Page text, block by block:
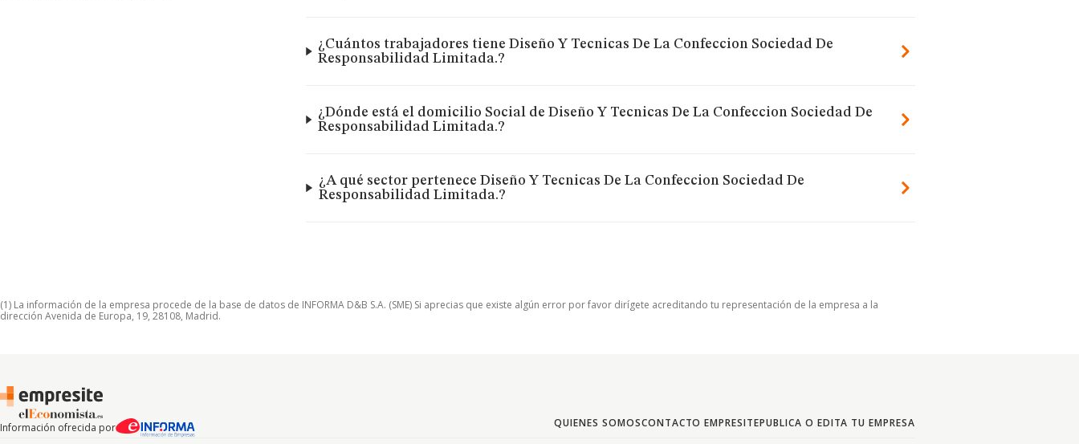
¿Cuántos trabajadores tiene Diseño Y Tecnicas De La Confeccion Sociedad De
Responsabilidad Limitada.?
¿Dónde está el domicilio Social de Diseño Y Tecnicas De La Confeccion Sociedad De
Responsabilidad Limitada.?
¿A qué sector pertenece Diseño Y Tecnicas De La Confeccion Sociedad De
Responsabilidad Limitada.?
(1) La información de la empresa procede de la base de datos de INFORMA D&B S.A. (SME) Si aprecias que existe algún error por favor dirígete acreditando tu representación de la empresa a la
dirección Avenida de Europa, 19, 28108, Madrid.
Información ofrecida por QUIENES SOMOSCONTACTO EMPRESITEPUBLICA O EDITA TU EMPRESA